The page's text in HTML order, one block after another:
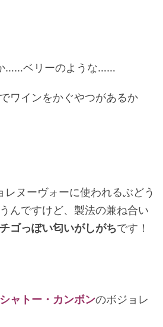
……ベリーのような……
ワインをかぐやつがあるか
レヌーヴォーに使われるぶどう
んですけど、製法の兼ね合い
ゴっぽい匂いがしがちです！
シャトー・カンボンのボジョレ